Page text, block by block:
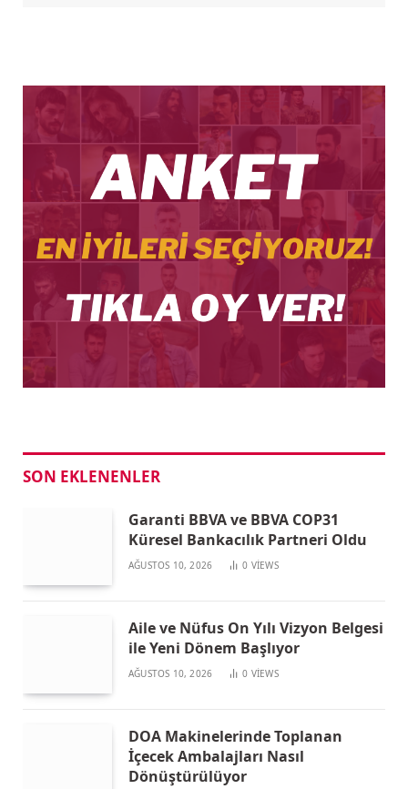
SON EKLENENLER
Garanti BBVA ve BBVA COP31
Küresel Bankacılık Partneri Oldu
AĞUSTOS 10, 2026 0 VIEWS
Aile ve Nüfus On Yılı Vizyon Belgesi
ile Yeni Dönem Başlıyor
AĞUSTOS 10, 2026 0 VIEWS
DOA Makinelerinde Toplanan
İçecek Ambalajları Nasıl
Dönüştürülüyor